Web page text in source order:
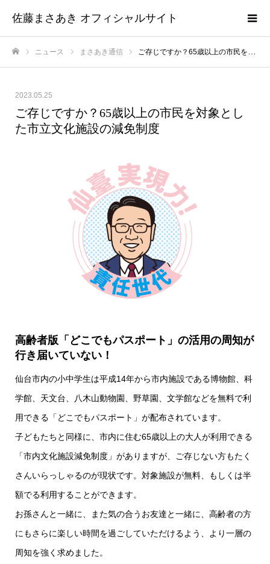
佐藤まさあき オフィシャルサイト
ニュース まさあき通信 ご存じですか？65歳以上の市民を対象とした市立文化施設の減免制度
2023.05.25
ご存じですか？65歳以上の市民を対象とし
た市立文化施設の減免制度
高齢者版「どこでもパスポート」の活用の周知が
行き届いていない！
仙台市内の小中学生は平成14年から市内施設である博物館、科
学館、天文台、八木山動物園、野草園、文学館などを無料で利
用できる「どこでもパスポート」が配布されています。
子どもたちと同様に、市内に住む65歳以上の大人が利用できる
「市内文化施設減免制度」がありますが、ご存じない方もたく
さんいらっしゃるのが現状です。対象施設が無料、もしくは半
額でる利用することができます。
お孫さんと一緒に、また気の合うお友達と一緒に、高齢者の方
にもさらに楽しい時間を過ごしていただけるよう、より一層の
周知を強く求めました。